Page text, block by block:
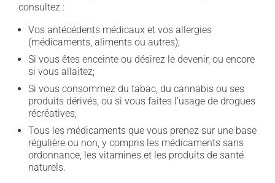
consultez :
Vos antécédents médicaux et vos allergies
(médicaments, aliments ou autres);
Si vous êtes enceinte ou désirez le devenir, ou encore
si vous allaitez;
Si vous consommez du tabac, du cannabis ou ses
produits dérivés, ou si vous faites l'usage de drogues
récréatives;
Tous les médicaments que vous prenez sur une base
régulière ou non, y compris les médicaments sans
ordonnance, les vitamines et les produits de santé
naturels.